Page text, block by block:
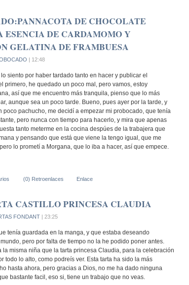
DE CHOCOLATE
ESENCIA DE CARDAMOMO Y
GELATINA DE FRAMBUESA
| 12:48
siento por haber tardado tanto en hacer y publicar el
primero, he quedado un poco mal, pero vamos, estoy
así que me encuentro más tranquila, pienso que lo más
aunque sea un poco tarde. Bueno, pues ayer por la tarde, y
poco pachucho, me decidí a empezar mi probocado, que tenía
pero nunca con tiempo para hacerlo, y mira que apenas
tanto meterme en la cocina despúes de la trabajera que
y pensando que está que viene la tengo igual, que me
lo prometí a Morgana, que lo iba a hacer, así que empece.
(0) Retroenlaces Enlace
CASTILLO PRINCESA CLAUDIA
FONDANT| 23:25
tenía guardada en la manga, y que estaba deseando
pero por falta de tiempo no la he podido poner antes.
la misma niña que la tarta princesa Claudia, para la celebración
todo lo alto, como podreís ver. Esta tarta ha sido la más
hasta ahora, pero gracias a Dios, no me ha dado ninguna
bastante facil, eso si, tiene un trabajo que no veas.